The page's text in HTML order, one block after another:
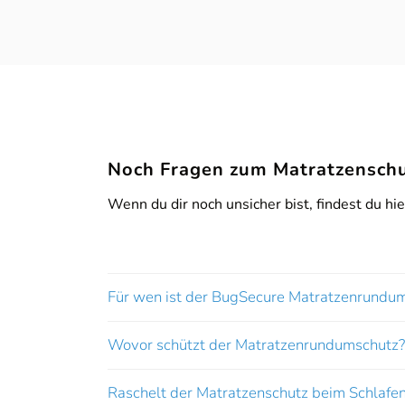
Noch Fragen zum
Wenn du dir noch unsicher bist, findest du
Für wen ist der BugSecure
Wovor schützt der Matratzenrundumschutz?
Raschelt der Matratzenschutz beim
'